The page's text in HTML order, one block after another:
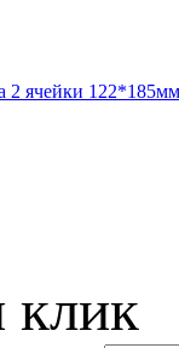
2 ячейки
клик